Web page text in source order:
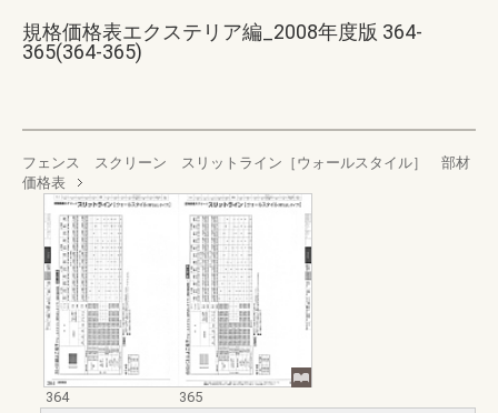
規格価格表エクステリア編_2008年度版 364-
365(364-365)
フェンス スクリーン スリットライン［ウォールスタイル］ 部材
価格表
364
365